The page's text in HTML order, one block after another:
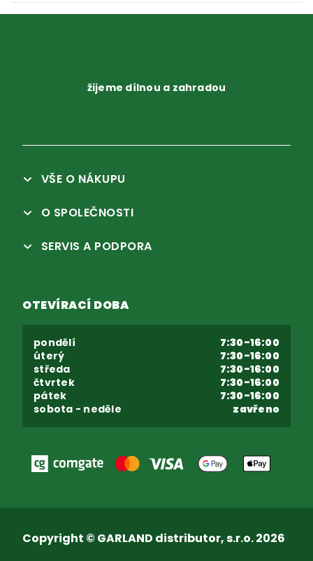
žijeme dílnou a zahradou
VŠE O NÁKUPU
O SPOLEČNOSTI
SERVIS A PODPORA
OTEVÍRACÍ DOBA
pondělí
7:30-16:00
úterý
7:30-16:00
středa
7:30-16:00
čtvrtek
7:30-16:00
pátek
7:30-16:00
sobota - neděle
zavřeno
Copyright © GARLAND distributor, s.r.o. 2026